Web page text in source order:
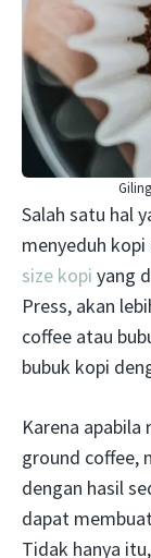
Salah satu hal
menyeduh
size kopi yang
Press, akan
coffee atau
bubuk kopi
Karena
ground coffee,
dengan hasil
dapat
Tidak hanya